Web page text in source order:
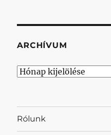
ARCHÍVUM
Archívum
Rólunk